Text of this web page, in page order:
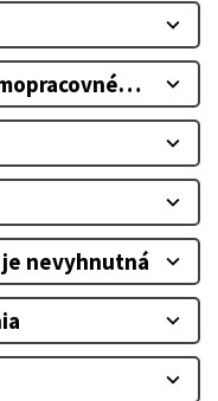
expand_more
expand_more
expand_more
expand_more
nevyhnutná expand_more
expand_more
expand_more